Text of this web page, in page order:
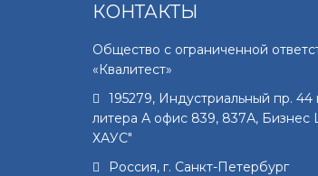
КОНТАКТЫ
Общество с ограниченной
«Квалитест»
195279, Индустриальный пр. 44
литера А офис 839, 837А,
ХАУС"
Россия, г. Санкт-Петербург